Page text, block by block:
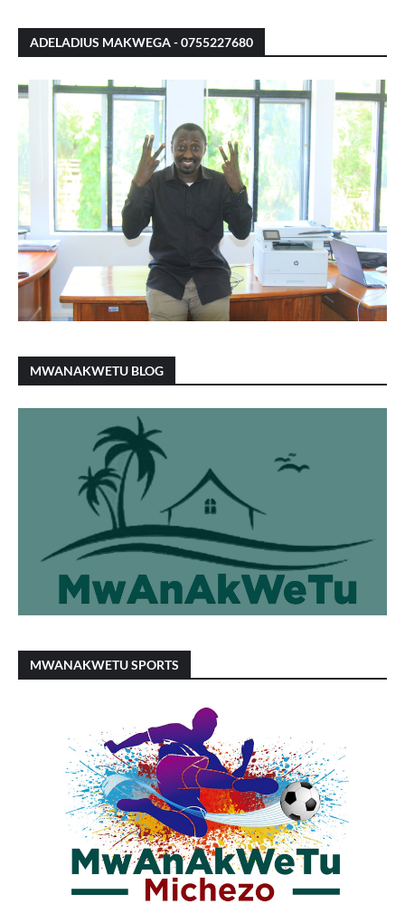
ADELADIUS MAKWEGA - 0755227680
MWANAKWETU BLOG
MWANAKWETU SPORTS